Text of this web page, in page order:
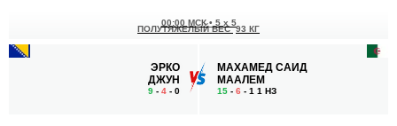
ЭРКО
ДЖУН
9 - 4 - 0
00:00 МСК• 5 x 5
ПОЛУТЯЖЕЛЫЙ ВЕС 93 КГ
МАХАМЕД САИД
МААЛЕМ
15 - 6 - 1 1 НЗ